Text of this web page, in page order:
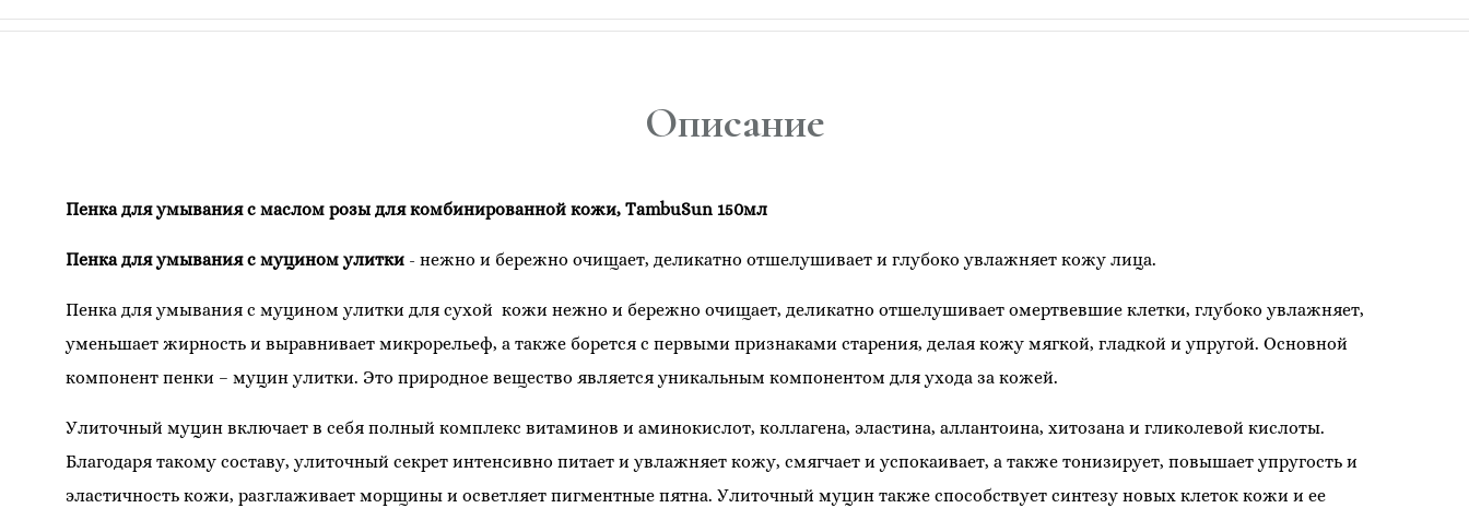
Описание
Пенка для умывания с маслом розы для комбинированной кожи, TambuSun 150мл
Пенка для умывания с муцином улитки - нежно и бережно очищает, деликатно отшелушивает и глубоко увлажняет кожу лица.
Пенка для умывания с муцином улитки для сухой кожи нежно и бережно очищает, деликатно отшелушивает омертвевшие клетки, глубоко увлажняет,
уменьшает жирность и выравнивает микрорельеф, а также борется с первыми признаками старения, делая кожу мягкой, гладкой и упругой. Основной
компонент пенки – муцин улитки. Это природное вещество является уникальным компонентом для ухода за кожей.
Улиточный муцин включает в себя полный комплекс витаминов и аминокислот, коллагена, эластина, аллантоина, хитозана и гликолевой кислоты.
Благодаря такому составу, улиточный секрет интенсивно питает и увлажняет кожу, смягчает и успокаивает, а также тонизирует, повышает упругость и
эластичность кожи, разглаживает морщины и осветляет пигментные пятна. Улиточный муцин также способствует синтезу новых клеток кожи и ее